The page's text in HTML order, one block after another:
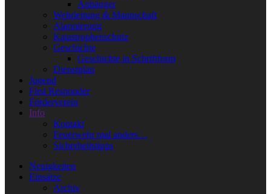
Anhänger
Wehrleitung & Mannschaft
Alarmierung
Katastrophenschutz
Geschichte
Geschichte in Schriftform
Dienstplan
Jugend
First Responder
Förderverein
Info
Kontakt
Feuerwehr mal anders…
Sicherheitstipps
Neuigkeiten
Einsätze
Archiv